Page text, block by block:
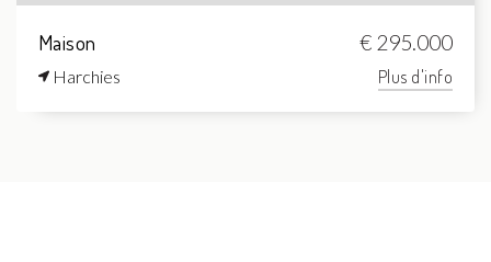
Maison € 295.000
Harchies Plus d'info